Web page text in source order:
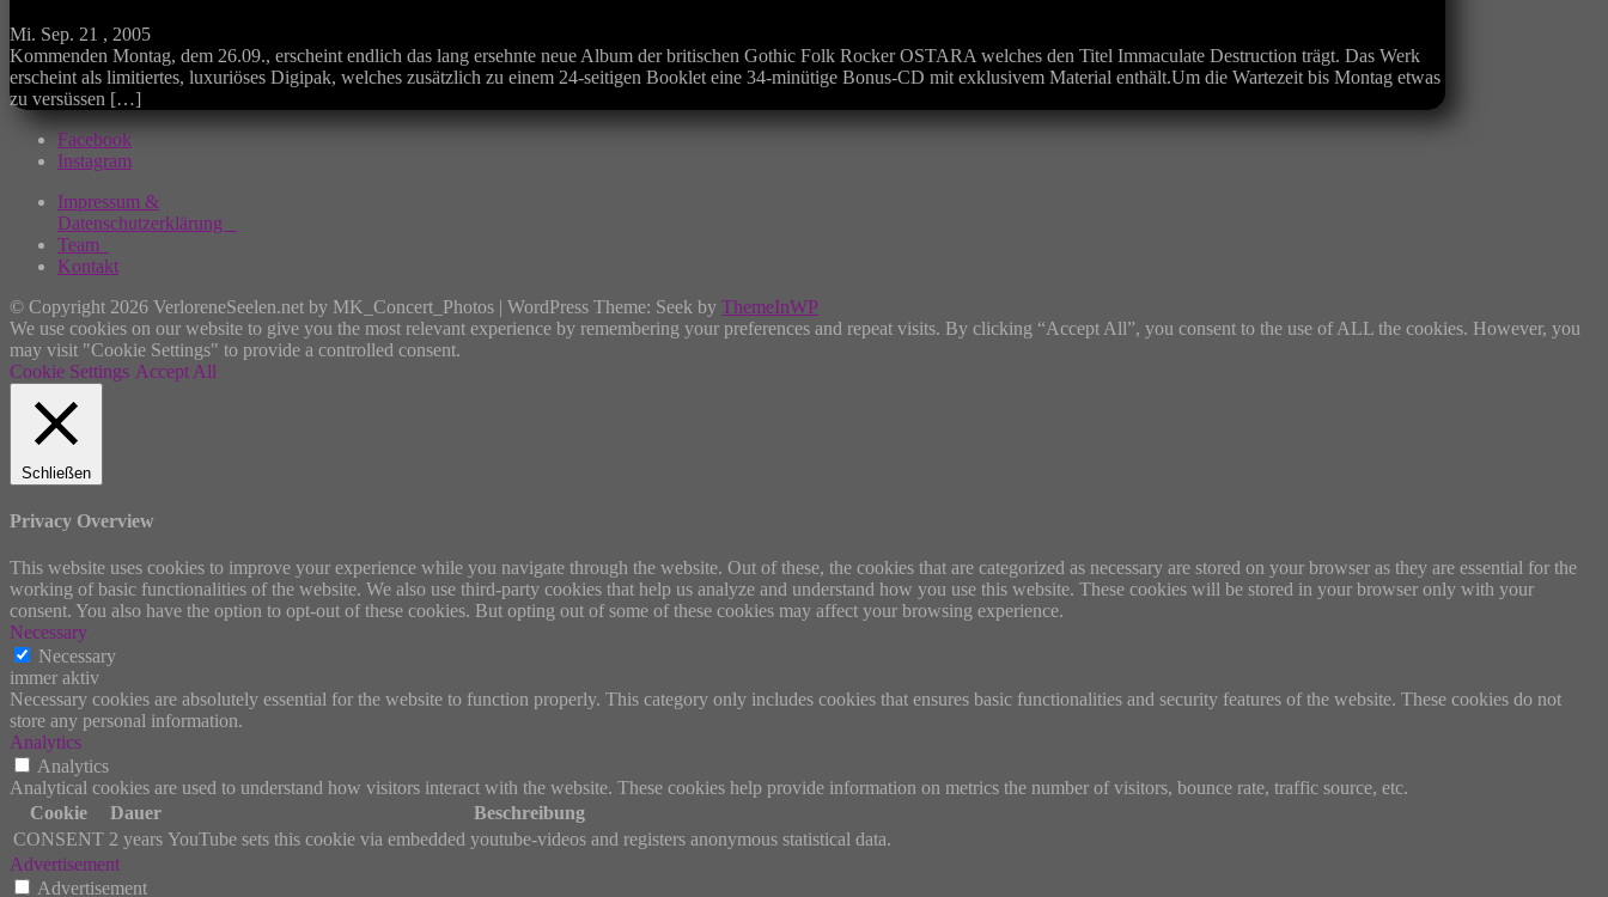
Mi. Sep. 21 , 2005
Kommenden Montag, dem 26.09., erscheint endlich das lang ersehnte neue Album der britischen Gothic Folk Rocker OSTARA welches den Titel Immaculate Destruction trägt. Das Werk
erscheint als limitiertes, luxuriöses Digipak, welches zusätzlich zu einem 24-seitigen Booklet eine 34-minütige Bonus-CD mit exklusivem Material enthält.Um die Wartezeit bis Montag etwas
zu versüssen […]
Facebook
Instagram
Impressum &
Datenschutzerklärung
Team
Kontakt
© Copyright 2026 VerloreneSeelen.net by MK_Concert_Photos | WordPress Theme: Seek by ThemeInWP
We use cookies on our website to give you the most relevant experience by remembering your preferences and repeat visits. By clicking “Accept All”, you consent to the use of ALL the cookies. However, you
may visit "Cookie Settings" to provide a controlled consent.
Cookie Settings Accept All
Schließen
Privacy Overview
This website uses cookies to improve your experience while you navigate through the website. Out of these, the cookies that are categorized as necessary are stored on your browser as they are essential for the
working of basic functionalities of the website. We also use third-party cookies that help us analyze and understand how you use this website. These cookies will be stored in your browser only with your
consent. You also have the option to opt-out of these cookies. But opting out of some of these cookies may affect your browsing experience.
Necessary
Necessary
immer aktiv
Necessary cookies are absolutely essential for the website to function properly. This category only includes cookies that ensures basic functionalities and security features of the website. These cookies do not
store any personal information.
Analytics
Analytics
Analytical cookies are used to understand how visitors interact with the website. These cookies help provide information on metrics the number of visitors, bounce rate, traffic source, etc.
Cookie
Dauer
Beschreibung
CONSENT 2 years YouTube sets this cookie via embedded youtube-videos and registers anonymous statistical data.
Advertisement
Advertisement